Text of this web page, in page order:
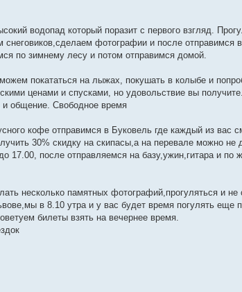
водопад который поразит с первого взгляд.
фотографии и после отправимся
по зимнему лесу и потом отправимся домой.
покататься на лыжах, покушать в колыбе и
ценами и спусками, но удовольствие вы
и общение. Свободное время
кофе отправимся в Буковель где каждый из вас
30% скидку на скипасы,а на перевале можно не
17.00, после отправляемся на базу,ужин,гитара и по
несколько памятных фотографий,прогуляться и не
в 8.10 утра и у вас будет время погулять еще
билеты взять на вечернее время.